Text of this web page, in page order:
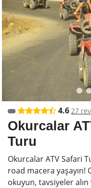
4.6 27
Okurcalar
Turu
Okurcalar ATV Safari
road macera yaşayın!
okuyun, tavsiyeler